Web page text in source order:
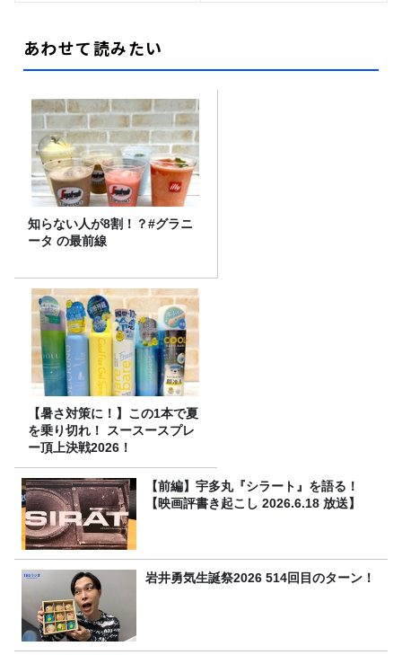
あわせて読みたい
知らない人が8割！？#グラニ
ータ の最前線
【暑さ対策に！】この1本で夏
を乗り切れ！ スースースプレ
ー頂上決戦2026！
【前編】宇多丸『シラート』を語る！
【映画評書き起こし 2026.6.18 放送】
岩井勇気生誕祭2026 514回目のターン！